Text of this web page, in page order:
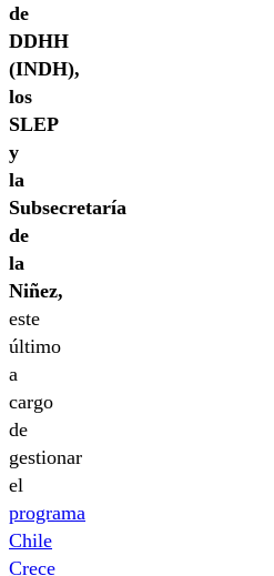
de
DDHH
(INDH),
los
SLEP
y
la
Subsecretaría
de
la
Niñez,
este
último
a
cargo
de
gestionar
el
programa
Chile
Crece